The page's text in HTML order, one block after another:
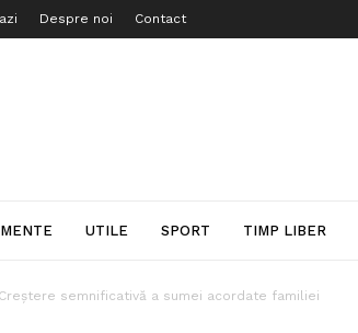
Despre noi Contact
UTILE SPORT TIMP LIBER
semnificativă a sumei acordate familiei